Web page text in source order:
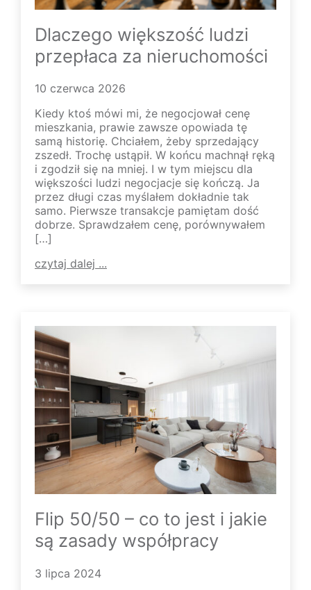
Dlaczego większość ludzi
przepłaca za nieruchomości
10 czerwca 2026
Kiedy ktoś mówi mi, że negocjował cenę
mieszkania, prawie zawsze opowiada tę
samą historię. Chciałem, żeby sprzedający
zszedł. Trochę ustąpił. W końcu machnął ręką
i zgodził się na mniej. I w tym miejscu dla
większości ludzi negocjacje się kończą. Ja
przez długi czas myślałem dokładnie tak
samo. Pierwsze transakcje pamiętam dość
dobrze. Sprawdzałem cenę, porównywałem
[…]
czytaj dalej ...
Flip 50/50 – co to jest i jakie
są zasady współpracy
3 lipca 2024